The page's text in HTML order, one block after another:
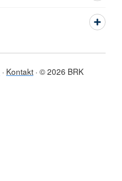
Kontakt © 2026 BRK